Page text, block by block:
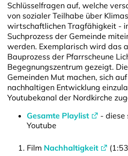
Schlüsselfragen auf, welche
von sozialer Teilhabe über
wirtschaftlichen Tragfähigkeit -
Suchprozess der Gemeinde
werden. Exemplarisch wird das
Bauprozess der Pfarrscheune
Begegnungszentrum gezeigt.
Gemeinden Mut machen, sich
nachhaltigen Entwicklung
Youtubekanal der Nordkirche
Gesamte Playlist
- diese
Youtube
Film Nachhaltigkeit